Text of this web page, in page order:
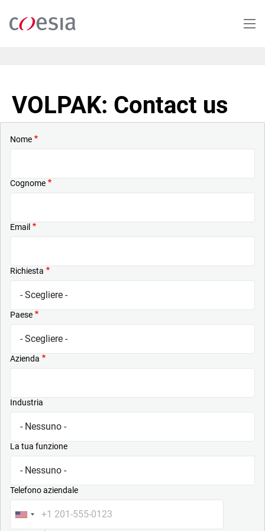
contenuto
VOLPAK: Contact us
Nome
Cognome
Email
Richiesta
Paese
Azienda
Industria
La tua funzione
Telefono aziendale